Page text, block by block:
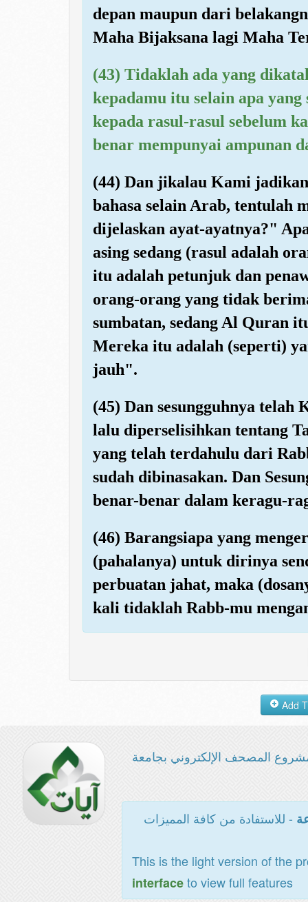
depan maupun dari
Maha Bijaksana lagi Maha
(43) Tidaklah ada yang
kepadamu itu selain apa
kepada rasul-rasul sebelum
benar mempunyai ampunan
(44) Dan jikalau Kami
bahasa selain Arab, tentulah
dijelaskan ayat-ayatnya?"
asing sedang (rasul adalah
itu adalah petunjuk dan
orang-orang yang tidak
sumbatan, sedang Al Quran
Mereka itu adalah (seperti)
jauh".
(45) Dan sesungguhnya
lalu diperselisihkan tentang
yang telah terdahulu dari
sudah dibinasakan. Dan
benar-benar dalam keragu-
(46) Barangsiapa yang
(pahalanya) untuk dirinya
perbuatan jahat, maka
kali tidaklah Rabb-mu
المصحف الإلكتروني بجامعة
- للاستفادة من كافة المميزات
This is the light version of the
interfaceto view full features